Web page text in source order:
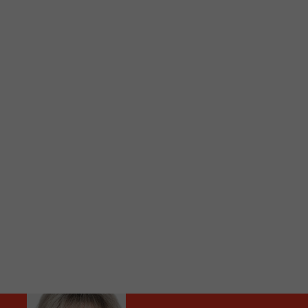
Audio